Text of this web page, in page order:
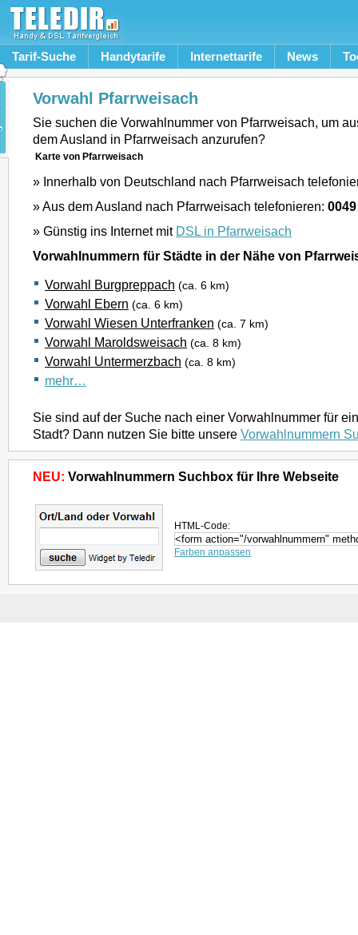
Tarif-Suche Handytarife Internettarife News
Vorwahl Pfarrweisach
Sie suchen die Vorwahlnummer von Pfarrweisach, um
dem Ausland in Pfarrweisach anzurufen?
Karte von Pfarrweisach
» Innerhalb von Deutschland nach Pfarrweisach
» Aus dem Ausland nach Pfarrweisach telefonieren:
» Günstig ins Internet mit DSL in Pfarrweisach
Vorwahlnummern für Städte in der Nähe von
Vorwahl Burgpreppach (ca. 6 km)
Vorwahl Ebern (ca. 6 km)
Vorwahl Wiesen Unterfranken (ca. 7 km)
Vorwahl Maroldsweisach (ca. 8 km)
Vorwahl Untermerzbach (ca. 8 km)
mehr…
Sie sind auf der Suche nach einer Vorwahlnummer für
Stadt? Dann nutzen Sie bitte unsere Vorwahlnummern
NEU: Vorwahlnummern Suchbox für Ihre Webseite
HTML-Code:
Farben anpassen